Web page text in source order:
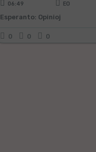
06:49 EO
Esperanto: Opinioj
0 0 0